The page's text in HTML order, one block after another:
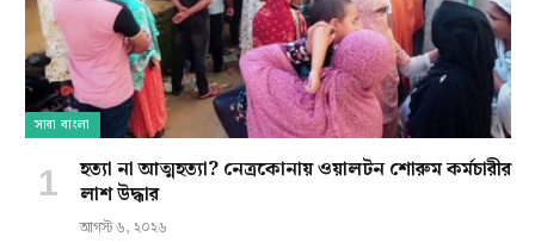
সারা বাংলা
হত্যা না আত্মহত্যা? নেত্রকোনায় ওয়ালটন শোরুম কর্মচারীর
লাশ উদ্ধার
আগস্ট ৬, ২০২৬